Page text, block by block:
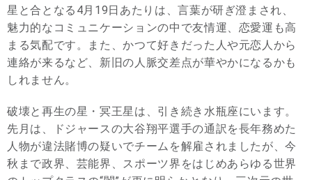
星と合となる4月19日あたりは、言葉が研ぎ澄まされ、
魅力的なコミュニケーションの中で友情運、恋愛運も高
まる気配です。また、かつて好きだった人や元恋人から
連絡が来るなど、新旧の人脈交差点が華やかになるかも
しれません。
破壊と再生の星・冥王星は、引き続き水瓶座にいます。
先月は、ドジャースの大谷翔平選手の通訳を長年務めた
人物が違法賭博の疑いでチームを解雇されましたが、今
秋まで政界、芸能界、スポーツ界をはじめあらゆる世界